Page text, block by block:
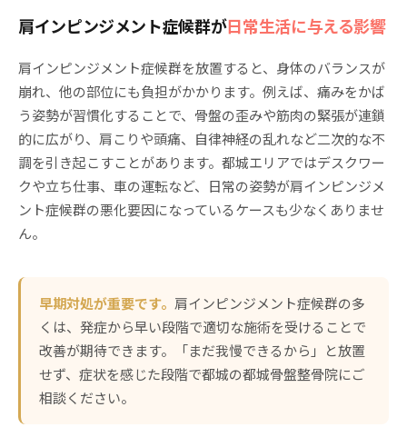
肩インピンジメント症候群が日常生活に与える影響
肩インピンジメント症候群を放置すると、身体のバランスが
崩れ、他の部位にも負担がかかります。例えば、痛みをかば
う姿勢が習慣化することで、骨盤の歪みや筋肉の緊張が連鎖
的に広がり、肩こりや頭痛、自律神経の乱れなど二次的な不
調を引き起こすことがあります。都城エリアではデスクワー
クや立ち仕事、車の運転など、日常の姿勢が肩インピンジメ
ント症候群の悪化要因になっているケースも少なくありませ
ん。
早期対処が重要です。 肩インピンジメント症候群の多
くは、発症から早い段階で適切な施術を受けることで
改善が期待できます。「まだ我慢できるから」と放置
せず、症状を感じた段階で都城の都城骨盤整骨院にご
相談ください。